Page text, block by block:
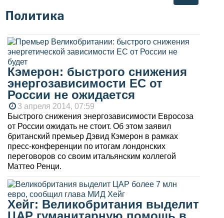
Вы здесь
Политика
Кэмерон: быстрого снижения
энергозависимости ЕС от
России не ожидается
3 апреля 2014, 07:59
Быстрого снижения энергозависимости Евросоза
от России ожидать не стоит. Об этом заявил
британский премьер Дэвид Кэмерон в рамках
пресс-конференции по итогам лондонских
переговоров со своим итальянским коллегой
Маттео Ренци.
Хейг: Великобритания выделит